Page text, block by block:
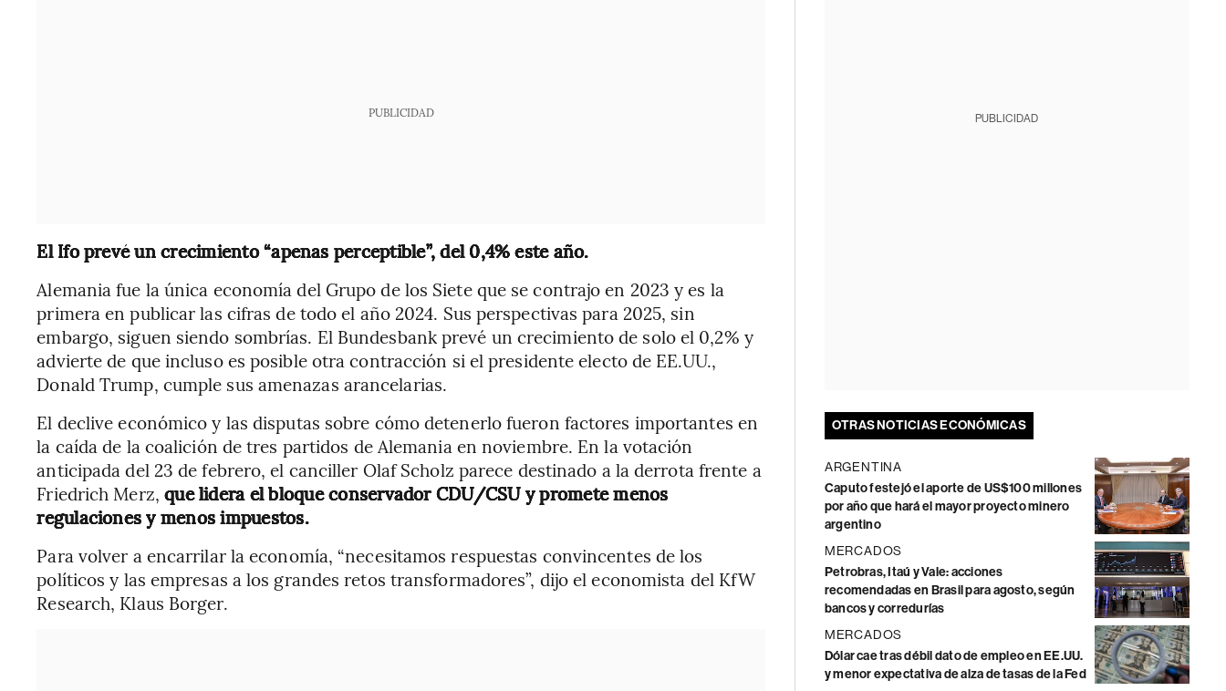
PUBLICIDAD
El Ifo prevé un crecimiento “apenas perceptible”, del 0,4% este año.
Alemania fue la única economía del Grupo de los Siete que se contrajo en 2023 y es la
primera en publicar las cifras de todo el año 2024. Sus perspectivas para 2025, sin
embargo, siguen siendo sombrías. El Bundesbank prevé un crecimiento de solo el 0,2% y
advierte de que incluso es posible otra contracción si el presidente electo de EE.UU.,
Donald Trump, cumple sus amenazas arancelarias.
El declive económico y las disputas sobre cómo detenerlo fueron factores importantes en
la caída de la coalición de tres partidos de Alemania en noviembre. En la votación
anticipada del 23 de febrero, el canciller Olaf Scholz parece destinado a la derrota frente a
Friedrich Merz, que lidera el bloque conservador CDU/CSU y promete menos
regulaciones y menos impuestos.
Para volver a encarrilar la economía, “necesitamos respuestas convincentes de los
políticos y las empresas a los grandes retos transformadores”, dijo el economista del KfW
Research, Klaus Borger.
PUBLICIDAD
OTRAS NOTICIAS ECONÓMICAS
ARGENTINA
Caputo festejó el aporte de US$100 millones
por año que hará el mayor proyecto minero
argentino
MERCADOS
Petrobras, Itaú y Vale: acciones
recomendadas en Brasil para agosto, según
bancos y corredurías
MERCADOS
Dólar cae tras débil dato de empleo en EE.UU.
y menor expectativa de alza de tasas de la Fed